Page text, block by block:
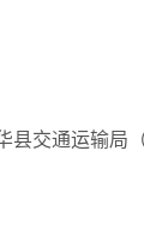
县交通运输局